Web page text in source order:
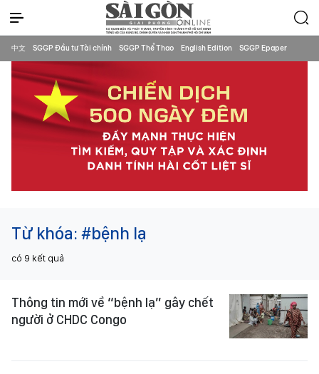
中文 SGGP Đầu tư Tài chính SGGP Thể Thao English Edition SGGP Epaper
Từ khóa: #bệnh lạ
có 9 kết quả
Thông tin mới về “bệnh lạ” gây chết
người ở CHDC Congo